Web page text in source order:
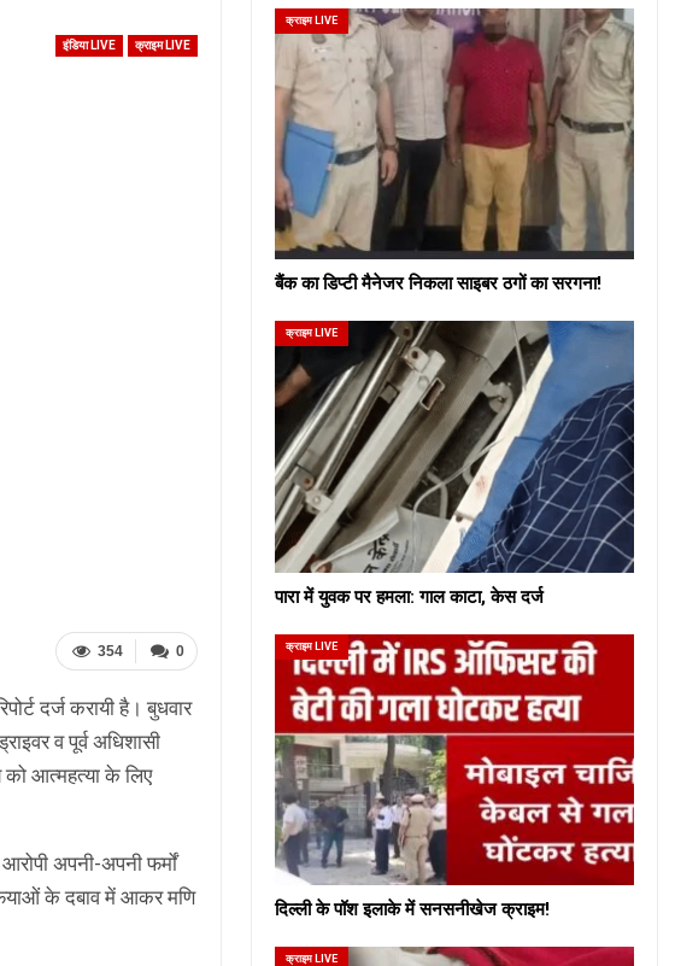
इंडिया LIVE क्राइम LIVE
0
354
दर्ज करायी है। बुधवार
व पूर्व अधिशासी
को आत्महत्या के लिए
अपनी-अपनी फर्मों
के दबाव में आकर मणि
क्राइम LIVE
बैंक का डिप्टी मैनेजर निकला साइबर ठगों का सरगना!
क्राइम LIVE
पारा में युवक पर हमला: गाल काटा, केस दर्ज
क्राइम LIVE
दिल्ली के पॉश इलाके में सनसनीखेज क्राइम!
क्राइम LIVE